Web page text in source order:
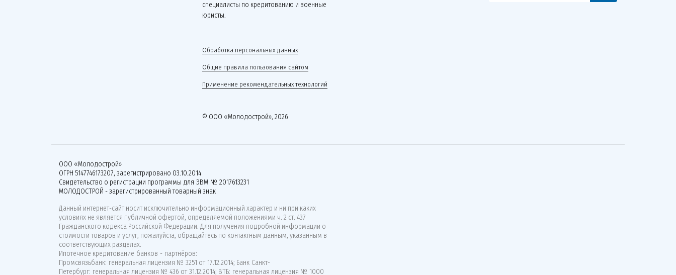
специалисты по кредитованию и военные
юристы.
Обработка персональных данных
Общие правила пользования сайтом
Применение рекомендательных технологий
© ООО «Молодострой», 2026
ООО «Молодострой»
ОГРН 5147746173207, зарегистрировано 03.10.2014
Свидетельство о регистрации программы для ЭВМ № 2017613231
МОЛОДОСТРОЙ - зарегистрированный товарный знак
Данный интернет-сайт носит исключительно информационный характер и ни при каких
условиях не является публичной офертой, определяемой положениями ч. 2 ст. 437
Гражданского кодекса Российской Федерации. Для получения подробной информации о
стоимости товаров и услуг, пожалуйста, обращайтесь по контактным данным, указанным в
соответствующих разделах.
Ипотечное кредитование банков - партнёров:
Промсвязьбанк: генеральная лицензия № 3251 от 17.12.2014; Банк Санкт-
Петербург: генеральная лицензия № 436 от 31.12.2014; ВТБ: генеральная лицензия № 1000